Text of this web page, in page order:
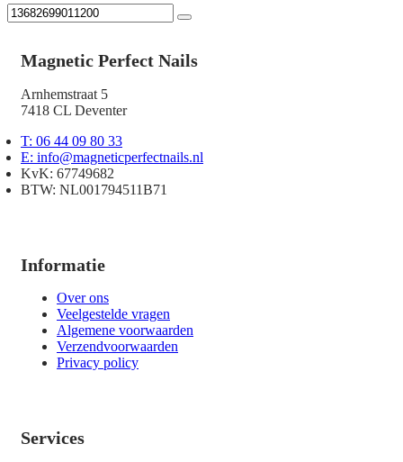
Magnetic Perfect Nails
Arnhemstraat 5
7418 CL Deventer
T: 06 44 09 80 33
E: info@magneticperfectnails.nl
KvK: 67749682
BTW: NL001794511B71
Informatie
Over ons
Veelgestelde vragen
Algemene voorwaarden
Verzendvoorwaarden
Privacy policy
Services